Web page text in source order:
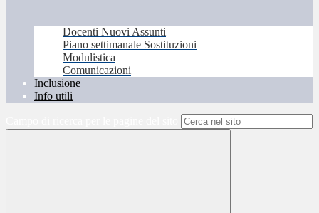
Docenti Nuovi Assunti
Piano settimanale Sostituzioni
Modulistica
Comunicazioni
Inclusione
Info utili